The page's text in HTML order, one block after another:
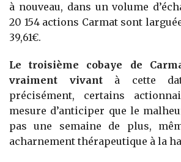
à nouveau, dans un volume
20 154 actions Carmat sont
39,61€.
Le troisième cobaye de
vraiment vivantà cette
précisément, certains
mesure d’anticiper que le
pas une semaine de plus,
acharnement thérapeutique à la